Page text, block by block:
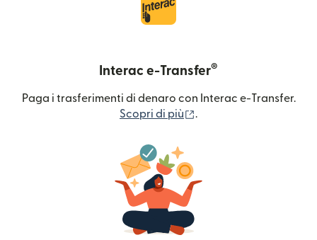
Interac e-Transfer®
Paga i trasferimenti di denaro con Interac e-Transfer.
Scopri di più
.